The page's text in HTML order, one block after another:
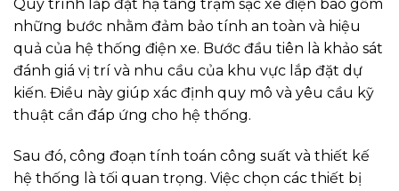
Quy trình lắp đặt hạ tầng trạm sạc xe điện bao gồm
những bước nhằm đảm bảo tính an toàn và hiệu
quả của hệ thống điện xe. Bước đầu tiên là khảo sát
đánh giá vị trí và nhu cầu của khu vực lắp đặt dự
kiến. Điều này giúp xác định quy mô và yêu cầu kỹ
thuật cần đáp ứng cho hệ thống.
Sau đó, công đoạn tính toán công suất và thiết kế
hệ thống là tối quan trọng. Việc chọn các thiết bị